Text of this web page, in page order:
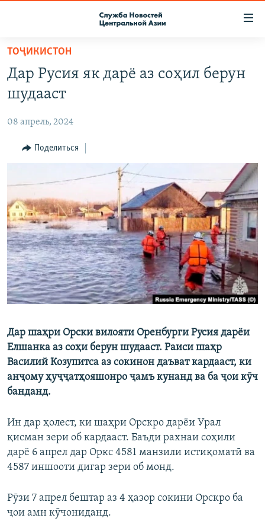
Вернуться
основному
содержанию
Вернутся
навигации
поиску
ПОДПИСКА
КОНТАКТЫ
RFE/RL ДИРЕКТ
НАСТОЯЩЕЕ ВРЕМЯ
ТОҶИКИСТОН
Дар Русия як дарё аз соҳил берун
шудааст
08 апрель, 2024
Поделиться
Дар шаҳри Орски вилояти Оренбурги Русия дарёи
Елшанка аз соҳи берун шудааст. Раиси шаҳр
Василий Козупитса аз сокинон даъват кардааст, ки
анҷому ҳуҷҷатҳояшонро ҷамъ кунанд ва ба ҷои кӯч
банданд.
Ин дар ҳолест, ки шаҳри Орскро дарёи Урал
қисман зери об кардааст. Баъди рахнаи соҳили
дарё 6 апрел дар Оркс 4581 манзили истиқоматӣ ва
4587 иншооти дигар зери об монд.
Рӯзи 7 апрел бештар аз 4 ҳазор сокини Орскро ба
ҷои амн кӯчониданд.